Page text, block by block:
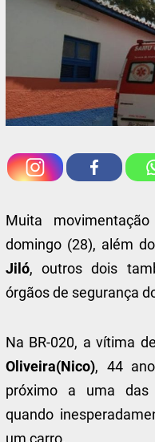
Muita
domingo (28), além
Jiló, outros dois
órgãos de segurança
Na BR-020, a vítima
Oliveira(Nico), 44
próximo a uma das
quando
um carro.